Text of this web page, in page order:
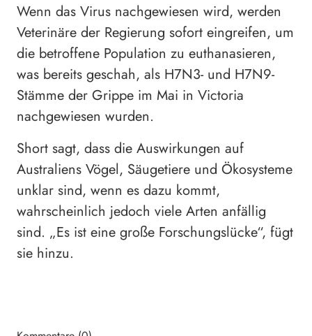
Wenn das Virus nachgewiesen wird, werden
Veterinäre der Regierung sofort eingreifen, um
die betroffene Population zu euthanasieren,
was bereits geschah, als H7N3- und H7N9-
Stämme der Grippe im Mai in Victoria
nachgewiesen wurden.
Short sagt, dass die Auswirkungen auf
Australiens Vögel, Säugetiere und Ökosysteme
unklar sind, wenn es dazu kommt,
wahrscheinlich jedoch viele Arten anfällig
sind. „Es ist eine große Forschungslücke“, fügt
sie hinzu.